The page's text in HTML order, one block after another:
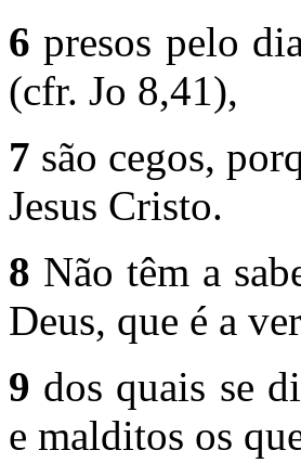
6 presos pelo
(cfr. Jo 8,41),
7 são cegos,
Jesus Cristo.
8 Não têm a
Deus, que é a
9 dos quais se
e malditos os